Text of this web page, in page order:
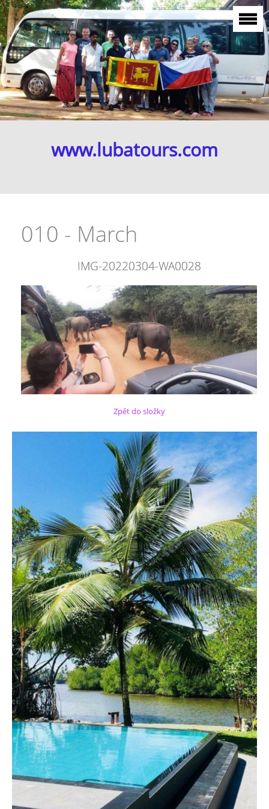
www.lubatours.com
010 - March
IMG-20220304-WA0028
Zpět do složky